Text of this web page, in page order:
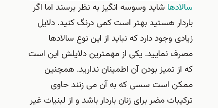
سالادهاشاید وسوسه انگیز به نظر برسند اما اگر
باردار هستید بهتر است کمی درنگ کنید. دلایل
زیادی وجود دارد که نباید از این نوع سالادها
مصرف نمایید. یکی از مهمترین دلایلش این است
که از تمیز بودن آن اطمینان ندارید. همچنین
ممکن است سسی که به آن می زنند حاوی
ترکیبات مضر برای زنان باردار باشد و از لبنیات غیر